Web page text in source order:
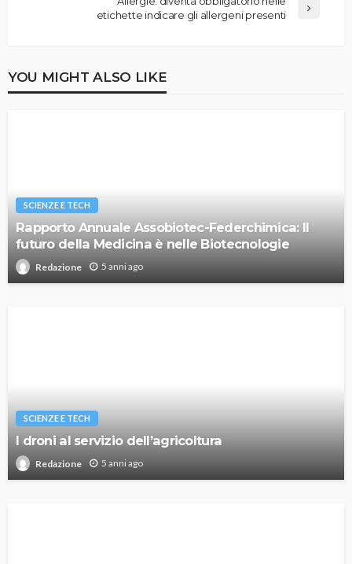
etichette indicare gli allergeni presenti
YOU MIGHT ALSO LIKE
SCIENZE E TECH
Rapporto Annuale Assobiotec-Federchimica: Il
futuro della Medicina è nelle Biotecnologie
Redazione 5 anni ago
SCIENZE E TECH
I droni al servizio dell’agricoltura
Redazione 5 anni ago